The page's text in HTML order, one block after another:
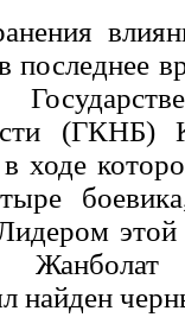
последнее
(ГКНБ)
ходе
этой
найден